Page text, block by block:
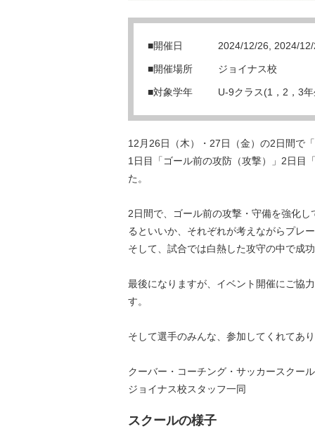
■開催日 2024/12/26, 2024/
■開催場所 ジョイナス校
■対象学年 U-9クラス(1，2，3
12月26日（木）・27日（金）の2日間で
1日目「ゴール前の攻防（攻撃）」2日目
た。
2日間で、ゴール前の攻撃・守備を強化
るといいか、それぞれが考えながらプレ
そして、試合では白熱した攻守の中で成
最後になりますが、イベント開催にご協
す。
そして選手のみんな、参加してくれてあ
クーバー・コーチング・サッカースクール
ジョイナス校スタッフ一同
スクールの様子